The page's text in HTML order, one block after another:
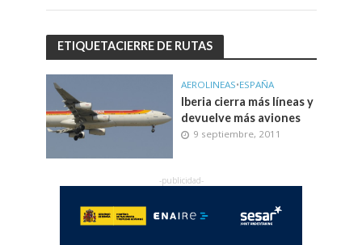
ETIQUETACIERRE DE RUTAS
AEROLINEAS•ESPAÑA
Iberia cierra más líneas y
devuelve más aviones
9 septiembre, 2011